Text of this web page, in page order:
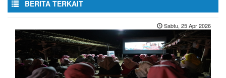
BERITA TERKAIT
Sabtu, 25 Apr 2026